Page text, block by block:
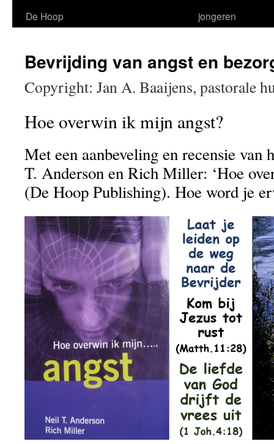
De Hoop
jongeren
Bevrijding van angst en
Copyright: Jan A. Baaijens, pastorale
Hoe overwin ik mijn angst?
Met een aanbeveling en recensie van
T. Anderson en Rich Miller: ‘Hoe
(De Hoop Publishing). Hoe word je